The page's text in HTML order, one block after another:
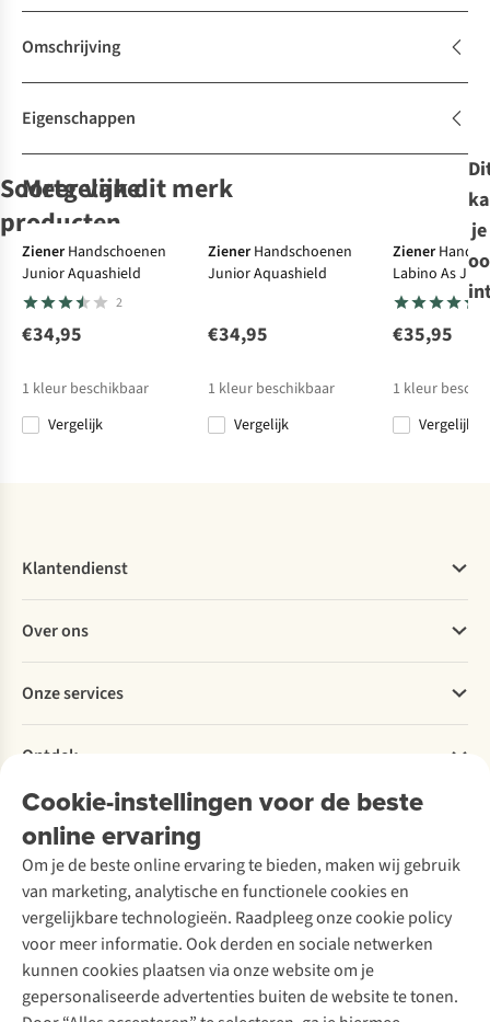
Omschrijving
Eigenschappen
Soortgelijke
producten
Ziener
Want
Led Girls
Reusch
Wanten
Tommy Gore-
Tex Mitten
Reusch Want
Connor R-Tex
Xt Junior
Reusch Want
Connor R-Tex
Xt Junior
Meer van dit merk
Ziener Handschoenen
Junior Aquashield
2
€34,95
1 kleur beschikbaar
Vergelijk
Ziener Handschoenen
Junior Aquashield
€34,95
1 kleur beschikbaar
Vergelijk
Ziener
Labino As
€35,95
1 kleur
Vergelijk
je
Cookie-instellingen voor de beste
online ervaring
Om je de beste online ervaring te bieden, maken wij gebruik
van marketing, analytische en functionele cookies en
vergelijkbare technologieën. Raadpleeg onze cookie policy
voor meer informatie. Ook derden en sociale netwerken
kunnen cookies plaatsen via onze website om je
gepersonaliseerde advertenties buiten de website te tonen.
Klantendienst
Bestellen
Betalen
Levering
Retourneren
Bestelling herroepen
Garantie
Contact
Over ons
Explore More
Verantwoord ondernemen
Over Ayacucho
Onze winkels
Over A.S.Adventure
Toegankelijkheidsverklaring
Onze services
Ski-onderhoud
Wasservice
Schoenonderhoud
Schoenherstelling
Kledingherstelling
Retouches
Voor bedrijven
Ontdek
A.S.Magazine
Podcast
Explore Academy
Explore Camp
Gear Check
Inspiratie & advies
Meld je aan voor de nieuwsbrief
Follow us